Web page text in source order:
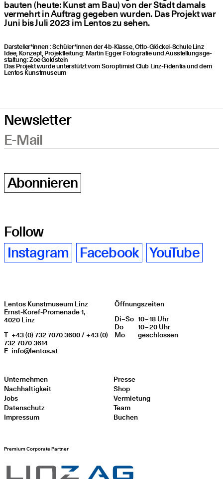
bau­ten (heu­te: Kunst am Bau) von der Stadt damals
ver­mehrt in Auf­trag gege­ben wur­den. Das Pro­jekt war
Juni bis Juli 2023 im Lentos zu sehen.
Darsteller*innen : Schüler*innen der 4b-Klas­se, Otto-Glö­ckel-Schu­le Linz
Idee, Kon­zept, Pro­jekt­lei­tung: Mar­tin Egger Foto­gra­fie und Aus­stel­lungs­ge­
stal­tung: Zoe Goldstein
Das Pro­jekt wur­de unter­stützt vom Sor­op­ti­mist Club Linz-Fiden­tia und dem
Lentos Kunstmuseum
Newsletter
E-Mail
Abonnieren
Follow
Instagram
Facebook YouTube
Lentos Kunstmuseum Linz
Ernst-Koref-Promenade 1,
4020 Linz
T +43 (0) 732 7070 3600 / +43 (0)
732 7070 3614
E info@lentos.at
Öffnungszeiten
WochentagÖffnungszeiten
Di–So 10 – 18 Uhr
Do
10 – 20 Uhr
Mo
geschlos­sen
Unternehmen
Nachhaltigkeit
Jobs
Datenschutz
Impressum
Presse
Shop
Vermietung
Team
Buchen
Premium Corporate Partner